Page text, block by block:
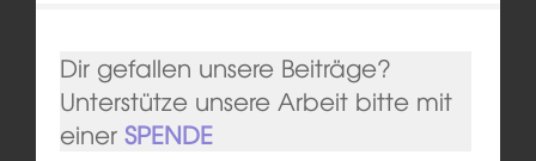
Dir gefallen unsere Beiträge?
Unterstütze unsere Arbeit bitte mit
einer SPENDE